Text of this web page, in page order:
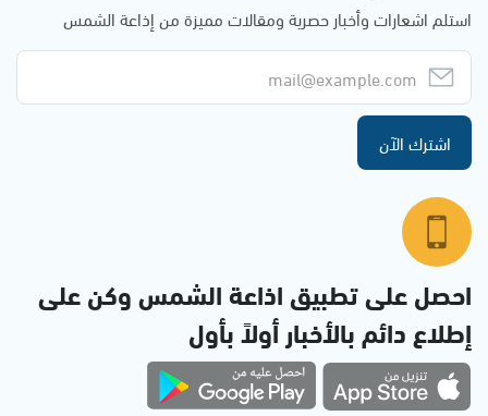
استلم اشعارات وأخبار حصرية ومقالات مميزة من إذاعة الشمس
اشترك الآن
احصل على تطبيق اذاعة الشمس وكن على
إطلاع دائم بالأخبار أولاً بأول